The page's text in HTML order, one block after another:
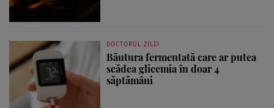
DOCTORUL ZILEI
Băutura fermentată care ar putea
scădea glicemia în doar 4
săptămâni